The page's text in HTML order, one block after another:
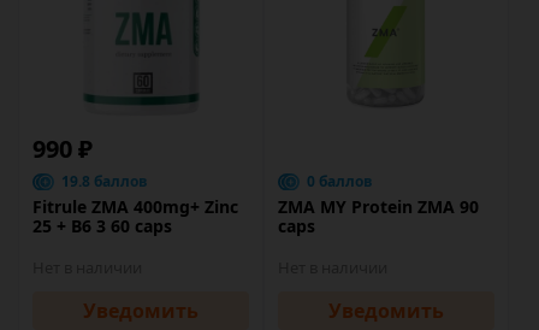
990 ₽
19.8 баллов
Fitrule ZMA 400mg+ Zinc
25 + B6 3 60 caps
Уведомить
0 баллов
ZMA MY Protein ZMA 90
caps
Уведомить